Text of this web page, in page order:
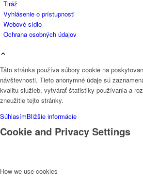
Tiráž
Vyhlásenie o prístupnosti
Webové sídlo
Ochrana osobných údajov
Táto stránka používa súbory cookie na
návštevnosti. Tieto anonymné údaje sú
kvalitu služieb, vytvárať štatistiky používania a
zneužitie tejto stránky.
SúhlasímBližšie informácie
Cookie and Privacy Settings
How we use cookies